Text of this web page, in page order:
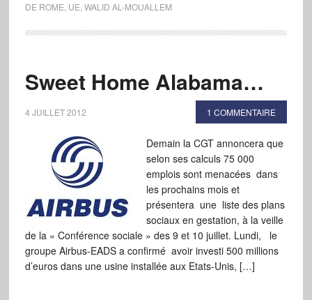
DE ROME UE WALID AL-MOUALLEM
Sweet Home Alabama…
4 JUILLET 2012 1 COMMENTAIRE
Demain la CGT annoncera que
selon ses calculs 75 000
emplois sont menacées dans
les prochains mois et
présentera une liste des plans
sociaux en gestation, à la veille
de la « Conférence sociale » des 9 et 10 juillet. Lundi, le
groupe Airbus-EADS a confirmé avoir investi 500 millions
d’euros dans une usine installée aux Etats-Unis, […]